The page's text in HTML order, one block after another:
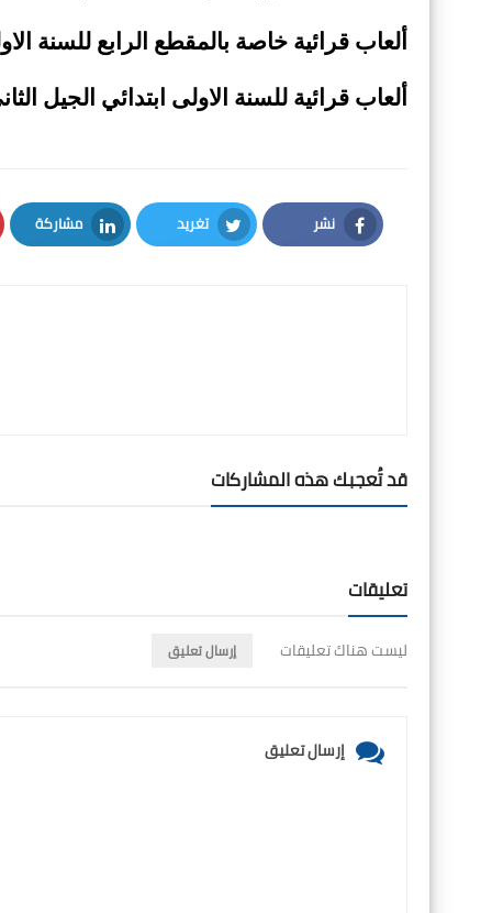
ألعاب قرائية خاصة بالمقطع الرابع للسنة
ألعاب قرائية للسنة الاولى ابتدائي الجيل
نشر
Facebook
تغريد
Twitter
مشاركة
LinkedIn
قد تُعجبك هذه المشاركات
تعليقات
ليست هناك تعليقات إرسال تعليق
إرسال تعليق